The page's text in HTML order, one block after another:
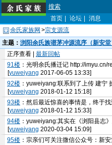
搜索
首页
论坛
消息
余氏家族网 >宗支源流
主题： 浏阳余氏族谱茅冲源流序（新安堂
正序查看 | 最新回帖
91楼 ：光明余氏播迁记 http://
[yuweiyang 2017-06-05 13:33]
92楼 ：yuweiyang:联系到了上传 建宁
[yuweiyang 2018-01-12 15:18]
93楼 ：然后最近惊喜的事情是，终于
[yuweiyang 2018-01-12 15:33]
94楼 ：yuweiyang:其实在《浏阳县志
[yuweiyang 2020-03-04 15:09]
95楼 ：宗亲们可关注微信公众号：新